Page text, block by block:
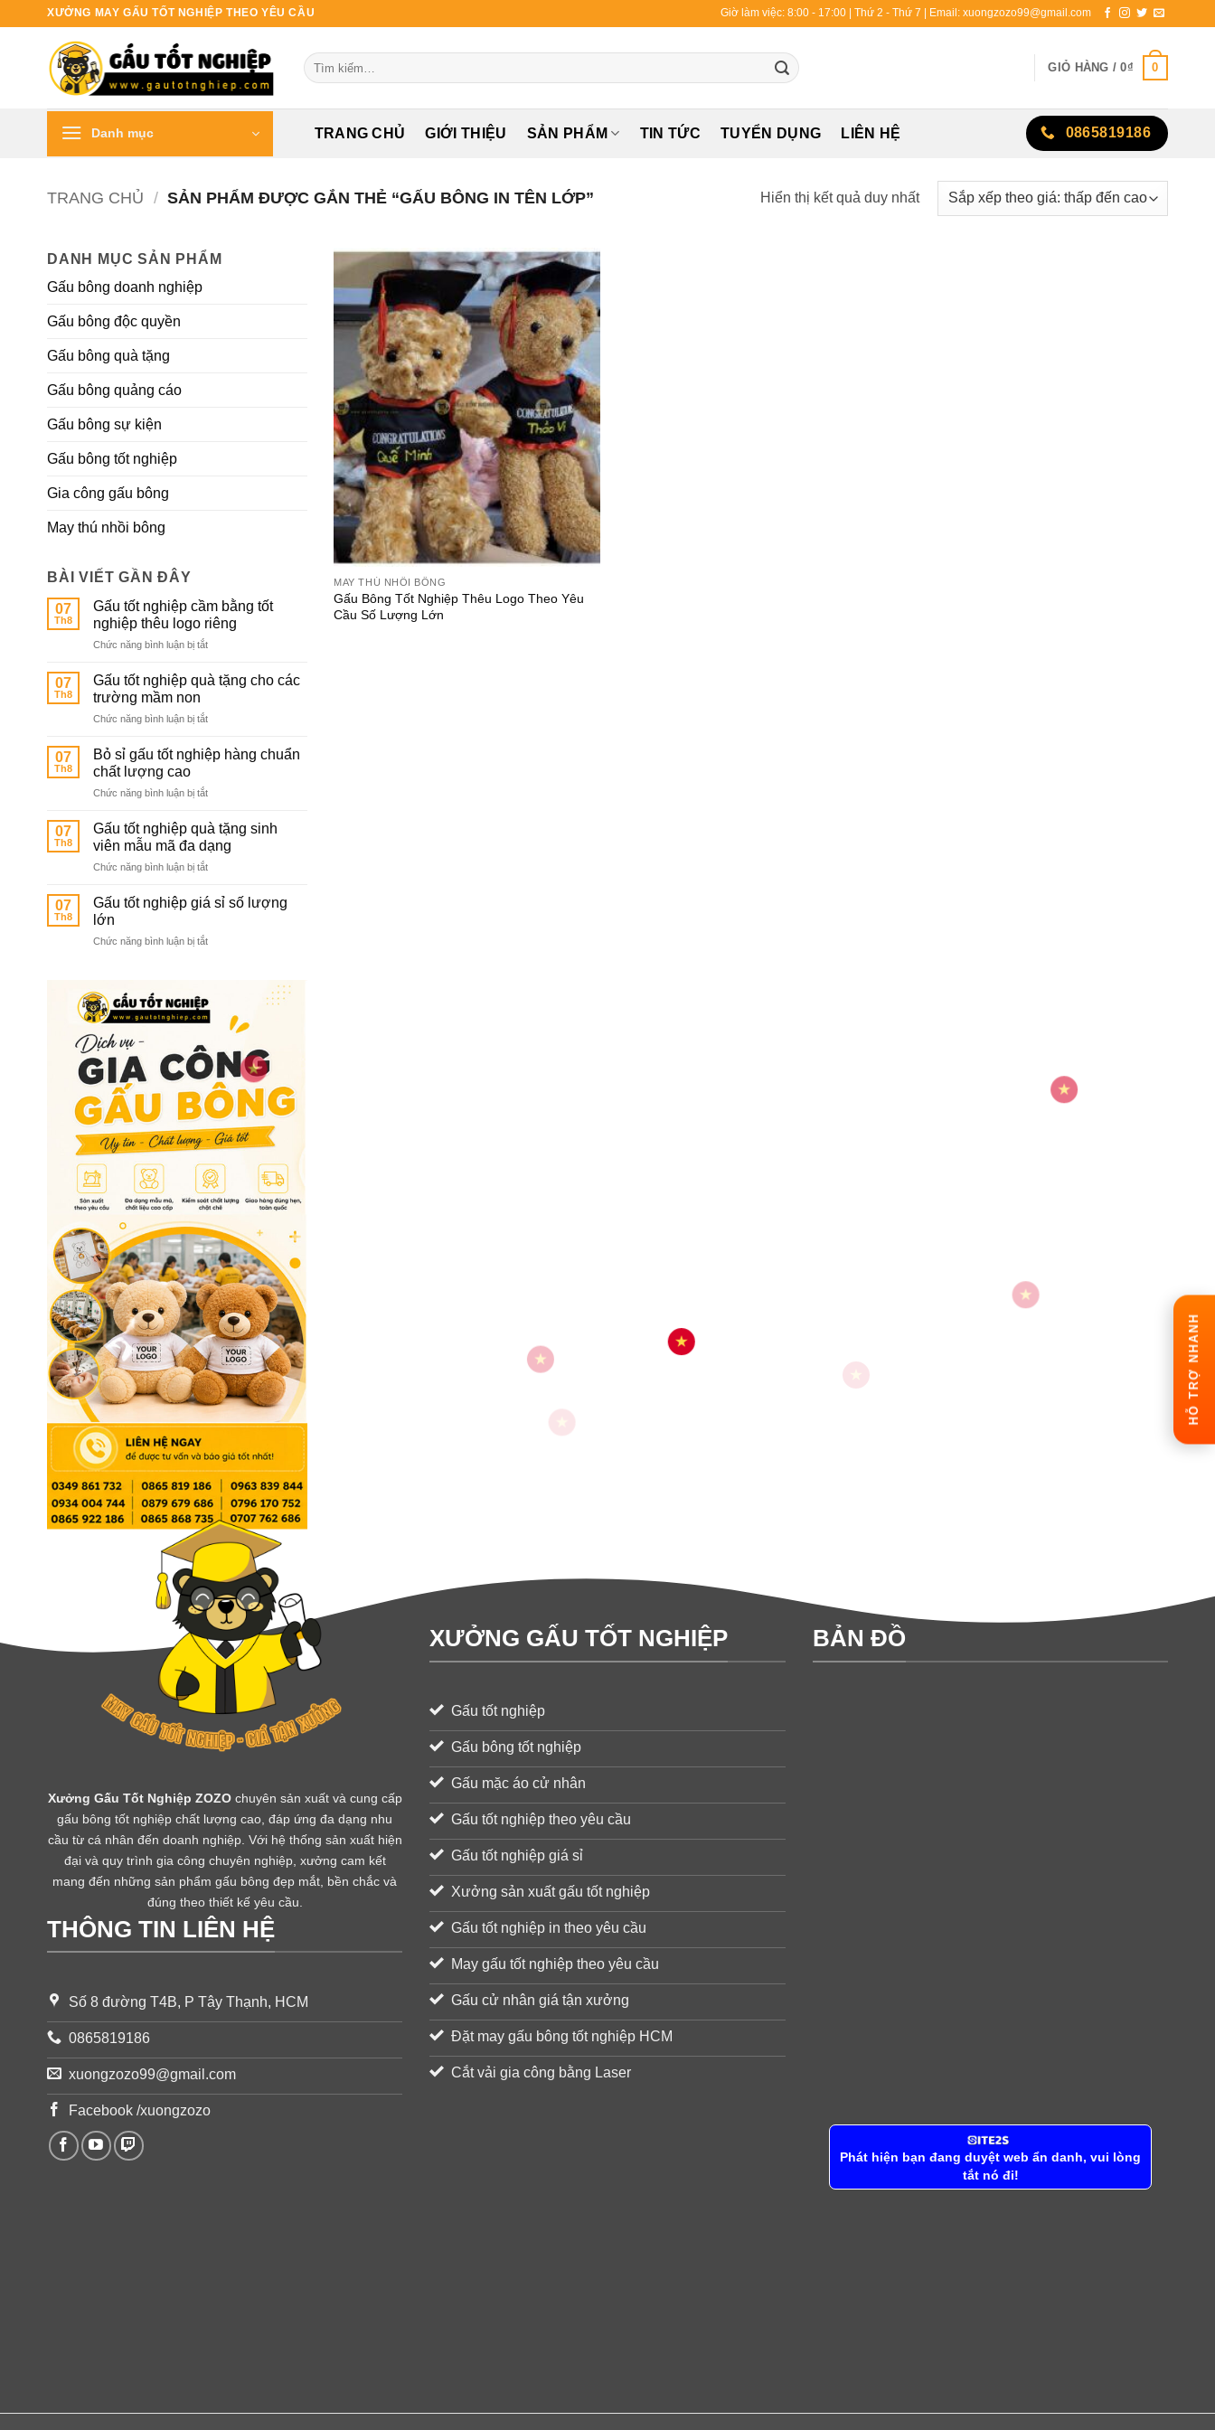
HỖ TRỢ NHANH
XƯỞNG MAY GẤU TỐT NGHIỆP THEO YÊU CẦU Giờ làm việc: 8:00 - 17:00 | Thứ 2 - Thứ 7 | Email: xuongzozo99@gmail.com
Tìm
kiếm:
GIỎ HÀNG /0₫ 0
Danh mục TRANG CHỦ GIỚI THIỆU SẢN PHẨM TIN TỨC TUYỂN DỤNG LIÊN HỆ 0865819186
TRANG CHỦ / SẢN PHẨM ĐƯỢC GẮN THẺ “GẤU BÔNG IN TÊN LỚP” Hiển thị kết quả duy nhất
DANH MỤC SẢN PHẨM
Gấu bông doanh nghiệp
Gấu bông độc quyền
Gấu bông quà tặng
Gấu bông quảng cáo
Gấu bông sự kiện
Gấu bông tốt nghiệp
Gia công gấu bông
May thú nhồi bông
BÀI VIẾT GẦN ĐÂY
07
Th8
Gấu tốt nghiệp cầm bằng tốt
nghiệp thêu logo riêng
Chức năng bình luận bị tắtở
tốt
nghiệp
bằng
nghiệp
riêng
07
Th8
Gấu tốt nghiệp quà tặng cho các
trường mầm non
Chức năng bình luận bị tắtở
tốt
nghiệp
tặng
các
trường
mầm
non
07
Th8
Bỏ sỉ gấu tốt nghiệp hàng chuẩn
chất lượng cao
Chức năng bình luận bị tắtở
sỉ
tốt
nghiệp
chuẩn
cao
07
Th8
Gấu tốt nghiệp quà tặng sinh
viên mẫu mã đa dạng
Chức năng bình luận bị tắtở
tốt
tặng
mã
đa
07
Th8
Gấu tốt nghiệp giá sỉ số lượng
lớn
Chức năng bình luận bị tắtở
giá
sỉ
lớn
MAY THÚ NHỒI BÔNG
Gấu Bông Tốt Nghiệp Thêu Logo Theo Yêu
Cầu Số Lượng Lớn
Xưởng Gấu Tốt Nghiệp ZOZOchuyên sản xuất và cung cấp
gấu bông tốt nghiệp chất lượng cao, đáp ứng đa dạng nhu
cầu từ cá nhân đến doanh nghiệp. Với hệ thống sản xuất hiện
đại và quy trình gia công chuyên nghiệp, xưởng cam kết
mang đến những sản phẩm gấu bông đẹp mắt, bền chắc và
đúng theo thiết kế yêu cầu.
THÔNG TIN LIÊN HỆ
Số 8 đường T4B, P Tây Thạnh, HCM
0865819186
xuongzozo99@gmail.com
Facebook /xuongzozo
XƯỞNG GẤU TỐT NGHIỆP
Gấu tốt nghiệp
Gấu bông tốt nghiệp
Gấu mặc áo cử nhân
Gấu tốt nghiệp theo yêu cầu
Gấu tốt nghiệp giá sỉ
Xưởng sản xuất gấu tốt nghiệp
Gấu tốt nghiệp in theo yêu cầu
May gấu tốt nghiệp theo yêu cầu
Gấu cử nhân giá tận xưởng
Đặt may gấu bông tốt nghiệp HCM
Cắt vải gia công bằng Laser
BẢN ĐỒ